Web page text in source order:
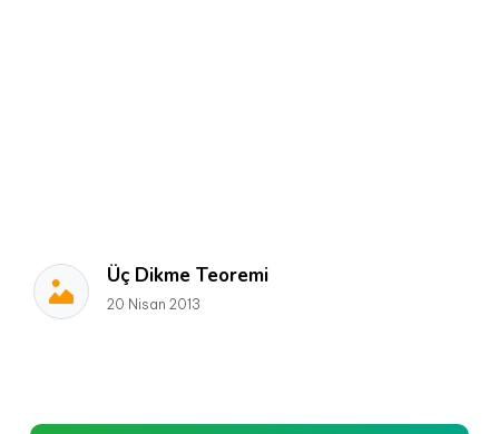
Üç Dikme Teoremi
20 Nisan 2013